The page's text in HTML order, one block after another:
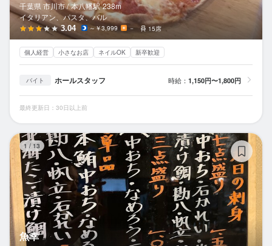
千葉県 市川市 / 本八幡駅 238m
イタリアン、パスタ、バル
3.04 ～￥3,999 － 15席
個人経営 小さなお店 ネイルOK 新卒歓迎
バイト ホールスタッフ 時給： 1,150円〜1,800円
最終更新日：30日以上前
1 / 13
魚幸